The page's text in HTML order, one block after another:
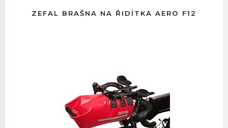
ZEFAL BRAŠNA NA ŘIDÍTKA AERO F12